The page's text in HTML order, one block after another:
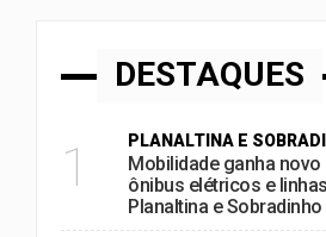
DESTAQUES
1 PLANALTINA E SOBRADI
Mobilidade ganha
ônibus elétricos e
Planaltina e Sobradinho